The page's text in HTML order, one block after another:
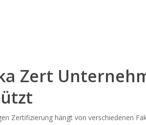
Zert
Zertifizierung hängt von verschiedenen